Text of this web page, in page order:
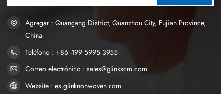
Agregar : Quangang District, Quanzhou City, Fujian Province,
China
Teléfono : +86 -199 5995 3955
Correo electrónico : sales@glinkscm.com
Website : es.glinknonwoven.com